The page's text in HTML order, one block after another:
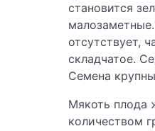
становится
отсутствует,
складчатое.
Семена
Мякоть плода
количеством